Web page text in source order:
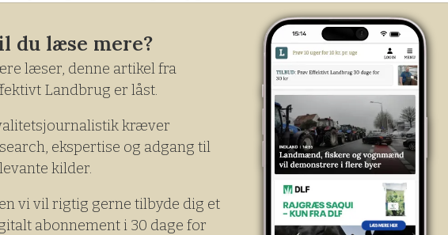
du læse mere?
læser, denne artikel fra
Landbrug er låst.
kræver
ekspertise og adgang til
kilder.
vi vil rigtig gerne tilbyde dig et
abonnement i 30 dage for